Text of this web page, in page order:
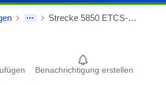
Strecke 5850 ETCS-Ready Hochrüstung von 7 ESTW-A und 1 ESTW-UZ Hitachi L90 L90 HItachi
Actions Portlet
Benachrichtigung erstellen